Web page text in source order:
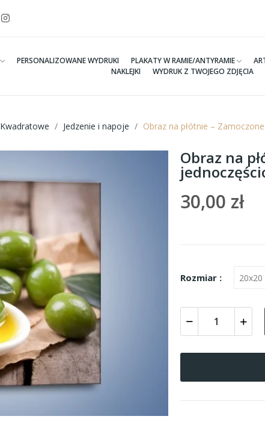
PERSONALIZOWANE WYDRUKI PLAKATY W RAMIE/ANTYRAMIE
NAKLEJKI
WYDRUK Z TWOJEGO ZDJĘCIA
Kwadratowe Jedzenie i napoje Obraz na płótnie –
Obraz na
30,00 zł
Rozmiar :